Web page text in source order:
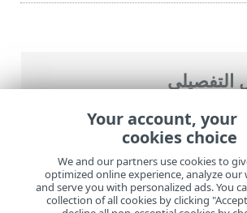
التفصيلي
>
ESET Password
التعامل مع ESET Password
Your account, your
cookies choice
We and our partners use cookies to
optimized online experience, analyze our
and serve you with personalized ads. You
collection of all cookies by clicking